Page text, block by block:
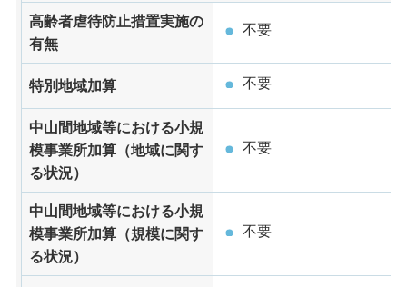
高齢者虐待防止措置実施の
有無
不要
特別地域加算 不要
中山間地域等における小規
模事業所加算（地域に関す
る状況）
不要
中山間地域等における小規
模事業所加算（規模に関す
る状況）
不要